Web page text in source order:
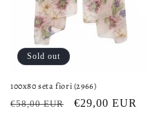
Sold out
100x80 seta fiori (2966)
Regular
€58,00 EUR
Sale
€29,00 EUR